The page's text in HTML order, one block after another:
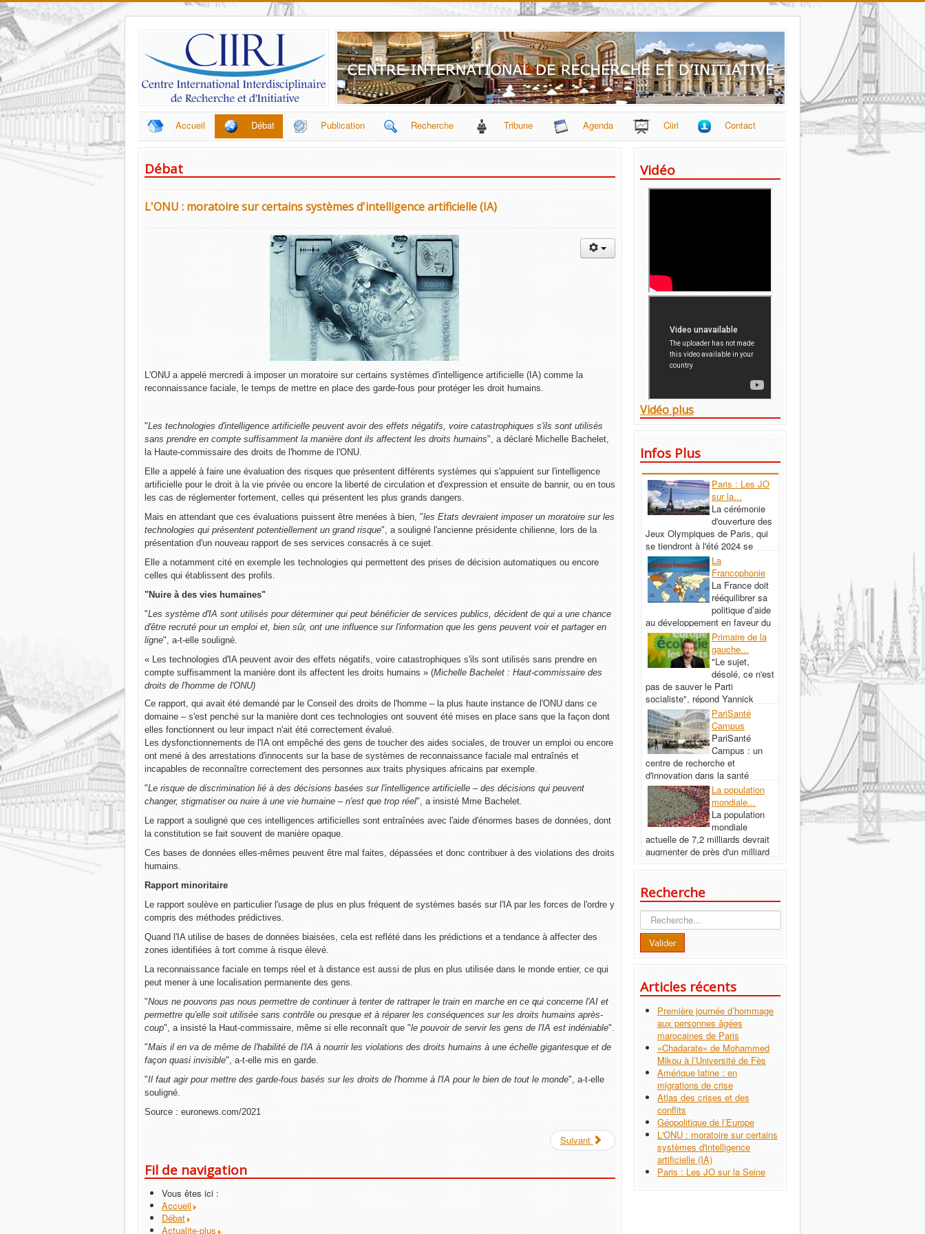
Accueil Débat Publication Recherche Tribune Agenda Ciiri Contact
Débat
L'ONU : moratoire sur certains systèmes d'intelligence artificielle (IA)
L'ONU a appelé mercredi à imposer un moratoire sur certains systèmes d'intelligence artificielle (IA) comme la
reconnaissance faciale, le temps de mettre en place des garde-fous pour protéger les droit humains.
"Les technologies d'intelligence artificielle peuvent avoir des effets négatifs, voire catastrophiques s'ils sont utilisés
sans prendre en compte suffisamment la manière dont ils affectent les droits humains", a déclaré Michelle Bachelet,
la Haute-commissaire des droits de l'homme de l'ONU.
Elle a appelé à faire une évaluation des risques que présentent différents systèmes qui s'appuient sur l'intelligence
artificielle pour le droit à la vie privée ou encore la liberté de circulation et d'expression et ensuite de bannir, ou en tous
les cas de réglementer fortement, celles qui présentent les plus grands dangers.
Mais en attendant que ces évaluations puissent être menées à bien, "les Etats devraient imposer un moratoire sur les
technologies qui présentent potentiellement un grand risque", a souligné l'ancienne présidente chilienne, lors de la
présentation d'un nouveau rapport de ses services consacrés à ce sujet.
Elle a notamment cité en exemple les technologies qui permettent des prises de décision automatiques ou encore
celles qui établissent des profils.
"Nuire à des vies humaines"
"Les système d'IA sont utilisés pour déterminer qui peut bénéficier de services publics, décident de qui a une chance
d'être recruté pour un emploi et, bien sûr, ont une influence sur l'information que les gens peuvent voir et partager en
ligne", a-t-elle souligné.
« Les technologies d'IA peuvent avoir des effets négatifs, voire catastrophiques s'ils sont utilisés sans prendre en
compte suffisamment la manière dont ils affectent les droits humains » (Michelle Bachelet : Haut-commissaire des
droits de l'homme de l'ONU)
Ce rapport, qui avait été demandé par le Conseil des droits de l'homme – la plus haute instance de l'ONU dans ce
domaine – s'est penché sur la manière dont ces technologies ont souvent été mises en place sans que la façon dont
elles fonctionnent ou leur impact n'ait été correctement évalué.
Les dysfonctionnements de l'IA ont empêché des gens de toucher des aides sociales, de trouver un emploi ou encore
ont mené à des arrestations d'innocents sur la base de systèmes de reconnaissance faciale mal entraînés et
incapables de reconnaître correctement des personnes aux traits physiques africains par exemple.
"Le risque de discrimination lié à des décisions basées sur l'intelligence artificielle – des décisions qui peuvent
changer, stigmatiser ou nuire à une vie humaine – n'est que trop réel", a insisté Mme Bachelet.
Le rapport a souligné que ces intelligences artificielles sont entraînées avec l'aide d'énormes bases de données, dont
la constitution se fait souvent de manière opaque.
Ces bases de données elles-mêmes peuvent être mal faites, dépassées et donc contribuer à des violations des droits
humains.
Rapport minoritaire
Le rapport soulève en particulier l'usage de plus en plus fréquent de systèmes basés sur l'IA par les forces de l'ordre y
compris des méthodes prédictives.
Quand l'IA utilise de bases de données biaisées, cela est reflété dans les prédictions et a tendance à affecter des
zones identifiées à tort comme à risque élevé.
La reconnaissance faciale en temps réel et à distance est aussi de plus en plus utilisée dans le monde entier, ce qui
peut mener à une localisation permanente des gens.
"Nous ne pouvons pas nous permettre de continuer à tenter de rattraper le train en marche en ce qui concerne l'AI et
permettre qu'elle soit utilisée sans contrôle ou presque et à réparer les conséquences sur les droits humains après-
coup", a insisté la Haut-commissaire, même si elle reconnaît que "le pouvoir de servir les gens de l'IA est indéniable".
"Mais il en va de même de l'habilité de l'IA à nourrir les violations des droits humains à une échelle gigantesque et de
façon quasi invisible", a-t-elle mis en garde.
"Il faut agir pour mettre des garde-fous basés sur les droits de l'homme à l'IA pour le bien de tout le monde", a-t-elle
souligné.
Source : euronews.com/2021
Suivant
Fil de navigation
Vous êtes ici :
Accueil
Débat
Actualite-plus
Vidéo
Vidéo plus
Infos Plus
Paris : Les JO
sur la...
La cérémonie
d'ouverture des
Jeux Olympiques de Paris, qui
se tiendront à l'été 2024 se
déroulera sur la Seine, le fleuve
qui traverse la...Read More...
La
Francophonie
La France doit
rééquilibrer sa
politique d’aide
au développement en faveur du
monde francophone.
Contrairement à une idée reçue,
le monde...Read More...
Primaire de la
gauche...
"Le sujet,
désolé, ce n'est
pas de sauver le Parti
socialiste", répond Yannick
Jadot. Le candidat d'EELV pour
la présidentielle rejette...
More...
PariSanté
Campus
PariSanté
Campus : un
centre de recherche et
d'innovation dans la santé
numérique. Des QR codes dans
nos smartphones, des rendez-
vous pris sur...Read More...
La population
mondiale...
La population
mondiale
actuelle de 7,2 milliards devrait
augmenter de près d'un milliard
pour...Read More...
Recherche
Recherche
Valider
Articles récents
Première journée d’hommage
aux personnes âgées
marocaines de Paris
«Chadarate» de Mohammed
Mikou à l’Université de Fès
Amérique latine : en
migrations de crise
Atlas des crises et des
conflits
Géopolitique de l’Europe
L'ONU : moratoire sur certains
systèmes d'intelligence
artificielle (IA)
Paris : Les JO sur la Seine